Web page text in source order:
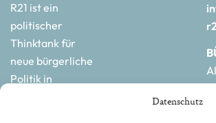
Datenschutz
R21 ist ein
politischer
Thinktank für
neue bürgerliche
Politik in